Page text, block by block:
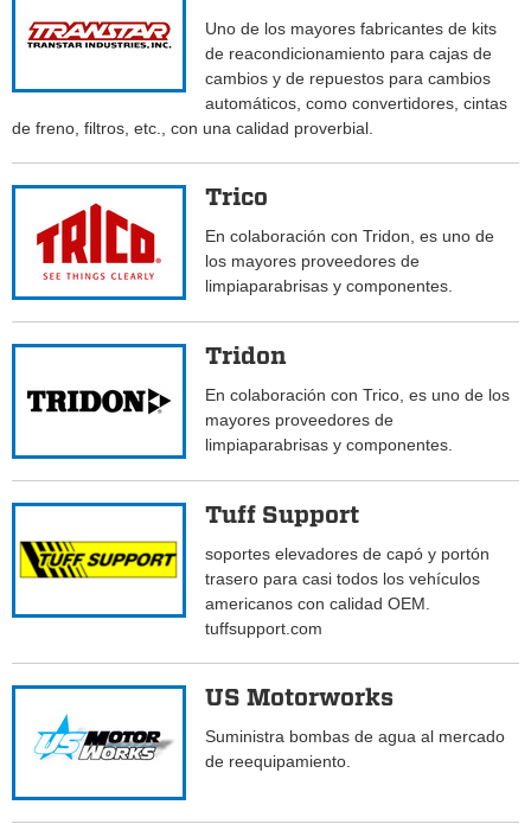
Uno de los mayores fabricantes de kits
de reacondicionamiento para cajas de
cambios y de repuestos para cambios
automáticos, como convertidores, cintas
de freno, filtros, etc., con una calidad proverbial.
Trico
En colaboración con Tridon, es uno de
los mayores proveedores de
limpiaparabrisas y componentes.
Tridon
En colaboración con Trico, es uno de los
mayores proveedores de
limpiaparabrisas y componentes.
Tuff Support
soportes elevadores de capó y portón
trasero para casi todos los vehículos
americanos con calidad OEM.
tuffsupport.com
US Motorworks
Suministra bombas de agua al mercado
de reequipamiento.